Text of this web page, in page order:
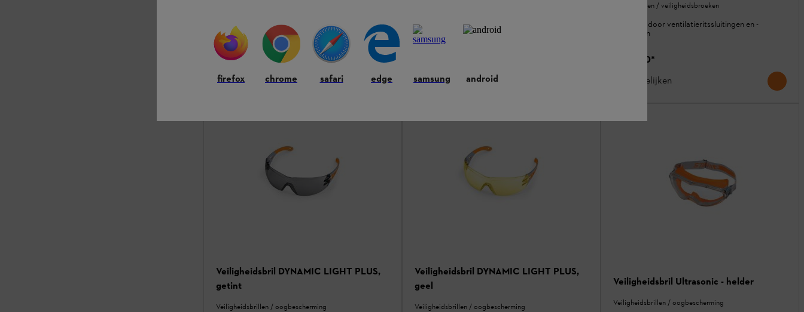
Weerbestendig jack voor werk onder extreme
weersomstandigheden
€ 152,00
Vergelijken
Weerbestendig jack voor werk onder zware
weersomstandigheden
Vergelijken
Werkbroeken / veiligheidsbroeken
Ventilatie door ventilatieritssluitingen en -
openingen
€ 107,00*
Vergelijken
Veiligheidsbril DYNAMIC LIGHT PLUS,
getint
Veiligheidsbrillen / oogbescherming
Veiligheidsbril DYNAMIC LIGHT PLUS,
geel
Veiligheidsbrillen / oogbescherming
Veiligheidsbril Ultrasonic - helder
Veiligheidsbrillen / oogbescherming
firefox chrome safari edge samsung android